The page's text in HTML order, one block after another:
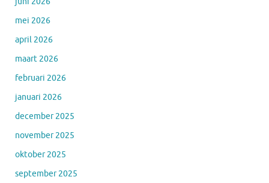
mei 2026
april 2026
maart 2026
februari 2026
januari 2026
december 2025
november 2025
oktober 2025
september 2025